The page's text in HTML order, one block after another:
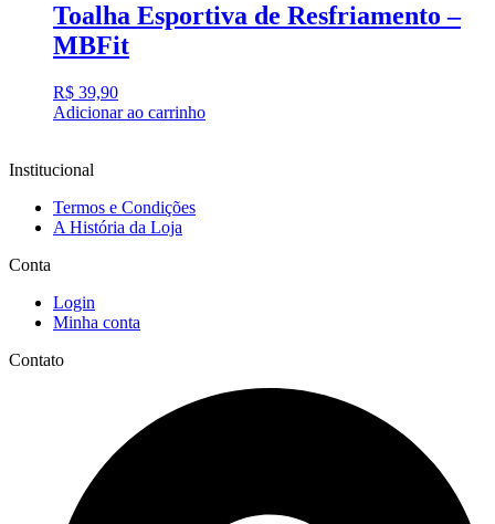
Toalha Esportiva de Resfriamento –
MBFit
R$ 39,90
Adicionar ao carrinho
Institucional
Termos e Condições
A História da Loja
Conta
Login
Minha conta
Contato